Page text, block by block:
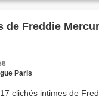
de Freddie
Paris